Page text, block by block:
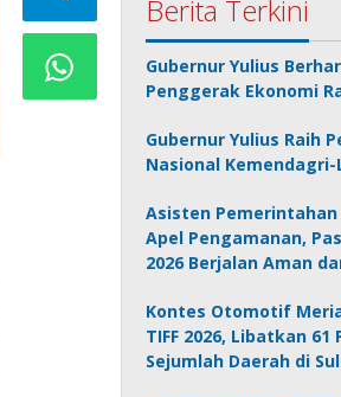
Berita Terkini
Gubernur Yulius
Penggerak Ekonomi
Gubernur Yulius Raih
Nasional Kemendagri-
Asisten Pemerintahan
Apel Pengamanan,
2026 Berjalan Aman
Kontes Otomotif
TIFF 2026, Libatkan
Sejumlah Daerah di